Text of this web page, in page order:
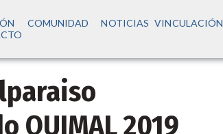
COMUNIDAD NOTICIAS VINCULACIÓN
QUIMAL 2019